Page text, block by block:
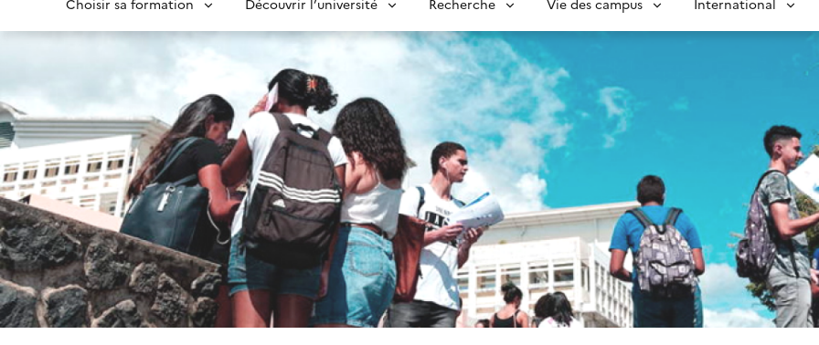
Choisir sa formation Découvrir l’université Recherche Vie des campus International